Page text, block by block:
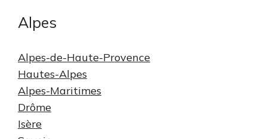
Alpes
Alpes-de-Haute-Provence
Hautes-Alpes
Alpes-Maritimes
Drôme
Isère